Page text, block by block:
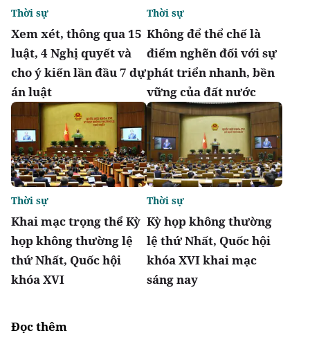
Xem xét, thông qua 15
luật, 4 Nghị quyết và
cho ý kiến lần đầu 7 dự
án luật
Thời sự
Không để thể chế là
điểm nghẽn đối với sự
phát triển nhanh, bền
vững của đất nước
Thời sự
Khai mạc trọng thể Kỳ
họp không thường lệ
thứ Nhất, Quốc hội
khóa XVI
Thời sự
Kỳ họp không thường
lệ thứ Nhất, Quốc hội
khóa XVI khai mạc
sáng nay
Thời sự
Đọc thêm